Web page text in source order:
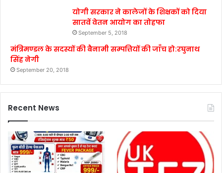
योगी सरकार ने कालेजों के शिक्षकों को दिया
सातवें वेतन आयोग का तोहफा
September 5, 2018
मंत्रिमण्डल के सदस्यों की बैनामी सम्पत्तियों की जाँच हो:रघुनाथ
सिंह नेगी
September 20, 2018
Recent News